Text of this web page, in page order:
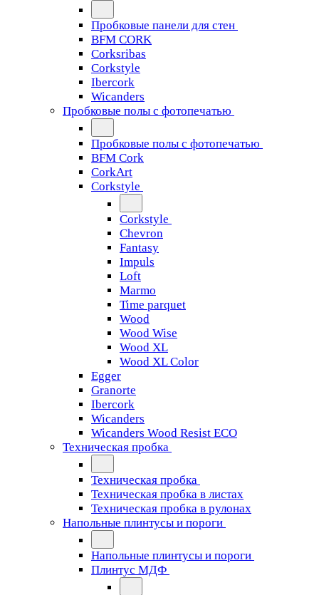
Пробковые панели для стен
BFM CORK
Corksribas
Corkstyle
Ibercork
Wicanders
Пробковые полы с фотопечатью
Пробковые полы с фотопечатью
BFM Cork
CorkArt
Corkstyle
Corkstyle
Chevron
Fantasy
Impuls
Loft
Marmo
Time parquet
Wood
Wood Wise
Wood XL
Wood XL Color
Egger
Granorte
Ibercork
Wicanders
Wicanders Wood Resist ECO
Техническая пробка
Техническая пробка
Техническая пробка в листах
Техническая пробка в рулонах
Напольные плинтусы и пороги
Напольные плинтусы и пороги
Плинтус МДФ